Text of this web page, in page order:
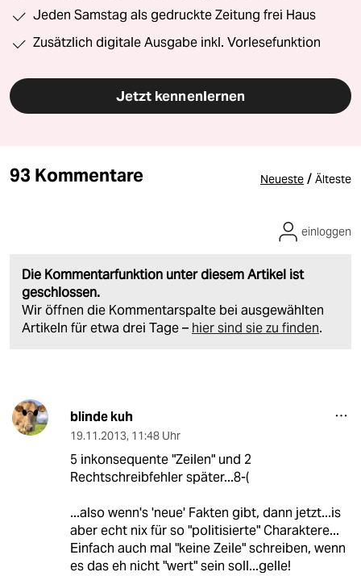
Jeden Samstag als gedruckte Zeitung frei Haus
Zusätzlich digitale Ausgabe inkl. Vorlesefunktion
Jetzt kennenlernen
93 Kommentare Neueste / Älteste
Die Kommentarfunktion unter diesem Artikel ist
geschlossen.
Wir öffnen die Kommentarspalte bei ausgewählten
Artikeln für etwa drei Tage – hier sind sie zu finden.
einloggen
blinde kuh
19.11.2013, 11:48 Uhr
5 inkonsequente "Zeilen" und 2
Rechtschreibfehler später...8-(
...also wenn's 'neue' Fakten gibt, dann jetzt...is
aber echt nix für so "politisierte" Charaktere...
Einfach auch mal "keine Zeile" schreiben, wenn
es das eh nicht "wert" sein soll...gelle!